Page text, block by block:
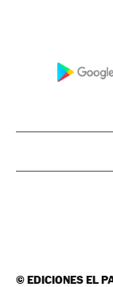
©EDICIONES EL